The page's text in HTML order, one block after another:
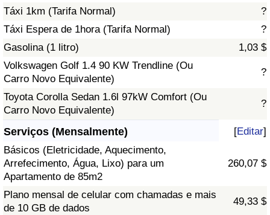
Táxi 1km (Tarifa Normal)
?
Táxi Espera de 1hora (Tarifa Normal)
?
Gasolina (1 litro)
1,03 $
Volkswagen Golf 1.4 90 KW Trendline (Ou
Carro Novo Equivalente)
?
Toyota Corolla Sedan 1.6l 97kW Comfort (Ou
Carro Novo Equivalente)
?
Serviços (Mensalmente) [Editar]
Básicos (Eletricidade, Aquecimento,
Arrefecimento, Água, Lixo) para um
Apartamento de 85m2
260,07 $
Plano mensal de celular com chamadas e mais
de 10 GB de dados
49,33 $